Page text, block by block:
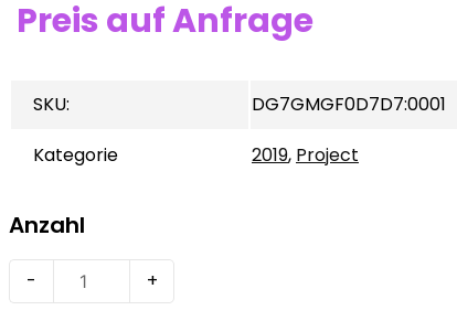
Preis auf Anfrage
SKU:
DG7GMGF0D7D7:0001
Kategorie
2019, Project
Anzahl
- +
Project
2019